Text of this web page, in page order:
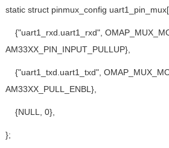
static struct pinmux_config
{"uart1_rxd.uart1_rxd",
AM33XX_PIN_INPUT_PULLUP},
{"uart1_txd.uart1_txd",
AM33XX_PULL_ENBL},
{NULL, 0},
};